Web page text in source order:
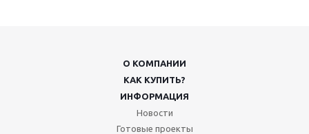
О КОМПАНИИ
КАК КУПИТЬ?
ИНФОРМАЦИЯ
Новости
Готовые проекты